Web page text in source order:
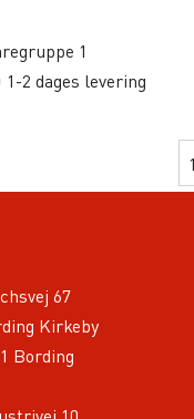
1
1-2 dages levering
67
Kirkeby
Bording